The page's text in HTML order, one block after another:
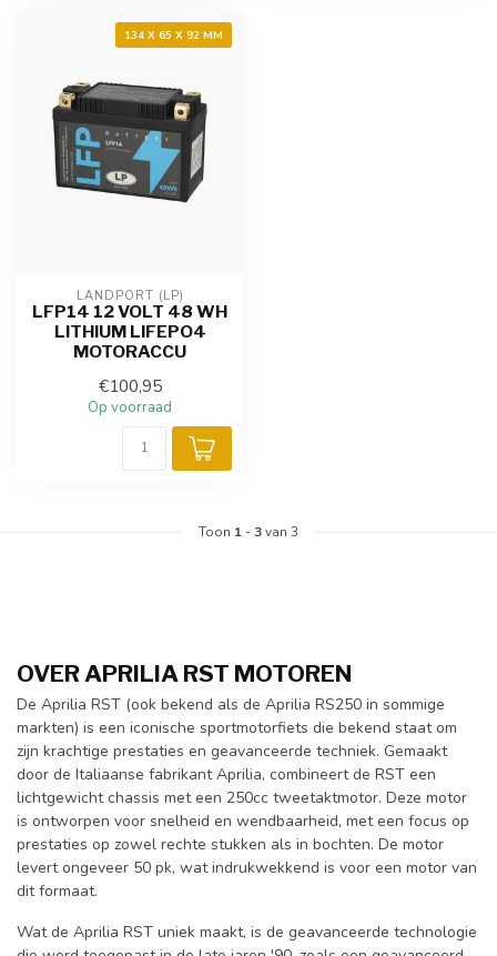
134 X 65 X 92 MM
LANDPORT (LP)
LFP14 12 VOLT 48 WH
LITHIUM LIFEPO4
MOTORACCU
€100,95
Op voorraad
Toon 1 -3van 3
OVER APRILIA RST MOTOREN
De Aprilia RST (ook bekend als de Aprilia RS250 in sommige
markten) is een iconische sportmotorfiets die bekend staat om
zijn krachtige prestaties en geavanceerde techniek. Gemaakt
door de Italiaanse fabrikant Aprilia, combineert de RST een
lichtgewicht chassis met een 250cc tweetaktmotor. Deze motor
is ontworpen voor snelheid en wendbaarheid, met een focus op
prestaties op zowel rechte stukken als in bochten. De motor
levert ongeveer 50 pk, wat indrukwekkend is voor een motor van
dit formaat.
Wat de Aprilia RST uniek maakt, is de geavanceerde technologie